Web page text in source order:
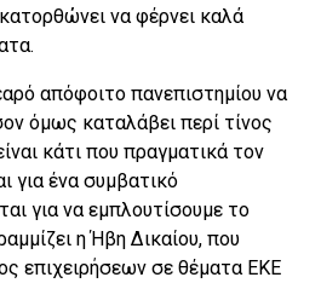
να φέρνει καλά
απόφοιτο πανεπιστημίου να
όμως καταλάβει περί τίνος
κάτι που πραγματικά τον
για ένα συμβατικό
για να εμπλουτίσουμε το
η Ήβη Δικαίου, που
επιχειρήσεων σε θέματα ΕΚΕ